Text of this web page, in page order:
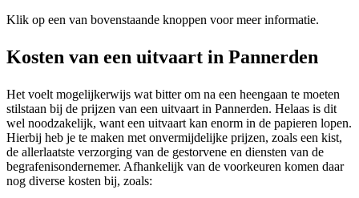
Klik op een van bovenstaande knoppen voor meer informatie.
Kosten van een uitvaart in Pannerden
Het voelt mogelijkerwijs wat bitter om na een heengaan te moeten
stilstaan bij de prijzen van een uitvaart in Pannerden. Helaas is dit
wel noodzakelijk, want een uitvaart kan enorm in de papieren lopen.
Hierbij heb je te maken met onvermijdelijke prijzen, zoals een kist,
de allerlaatste verzorging van de gestorvene en diensten van de
begrafenisondernemer. Afhankelijk van de voorkeuren komen daar
nog diverse kosten bij, zoals: